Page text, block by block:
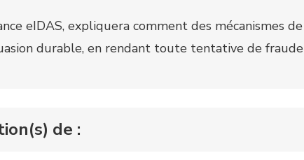
eIDAS, expliquera comment des mécanismes de
durable, en rendant toute tentative de fraude
de :